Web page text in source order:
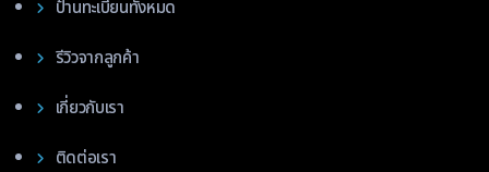
ป้านทะเบียนทั้งหมด
รีวิวจากลูกค้า
เกี่ยวกับเรา
ติดต่อเรา